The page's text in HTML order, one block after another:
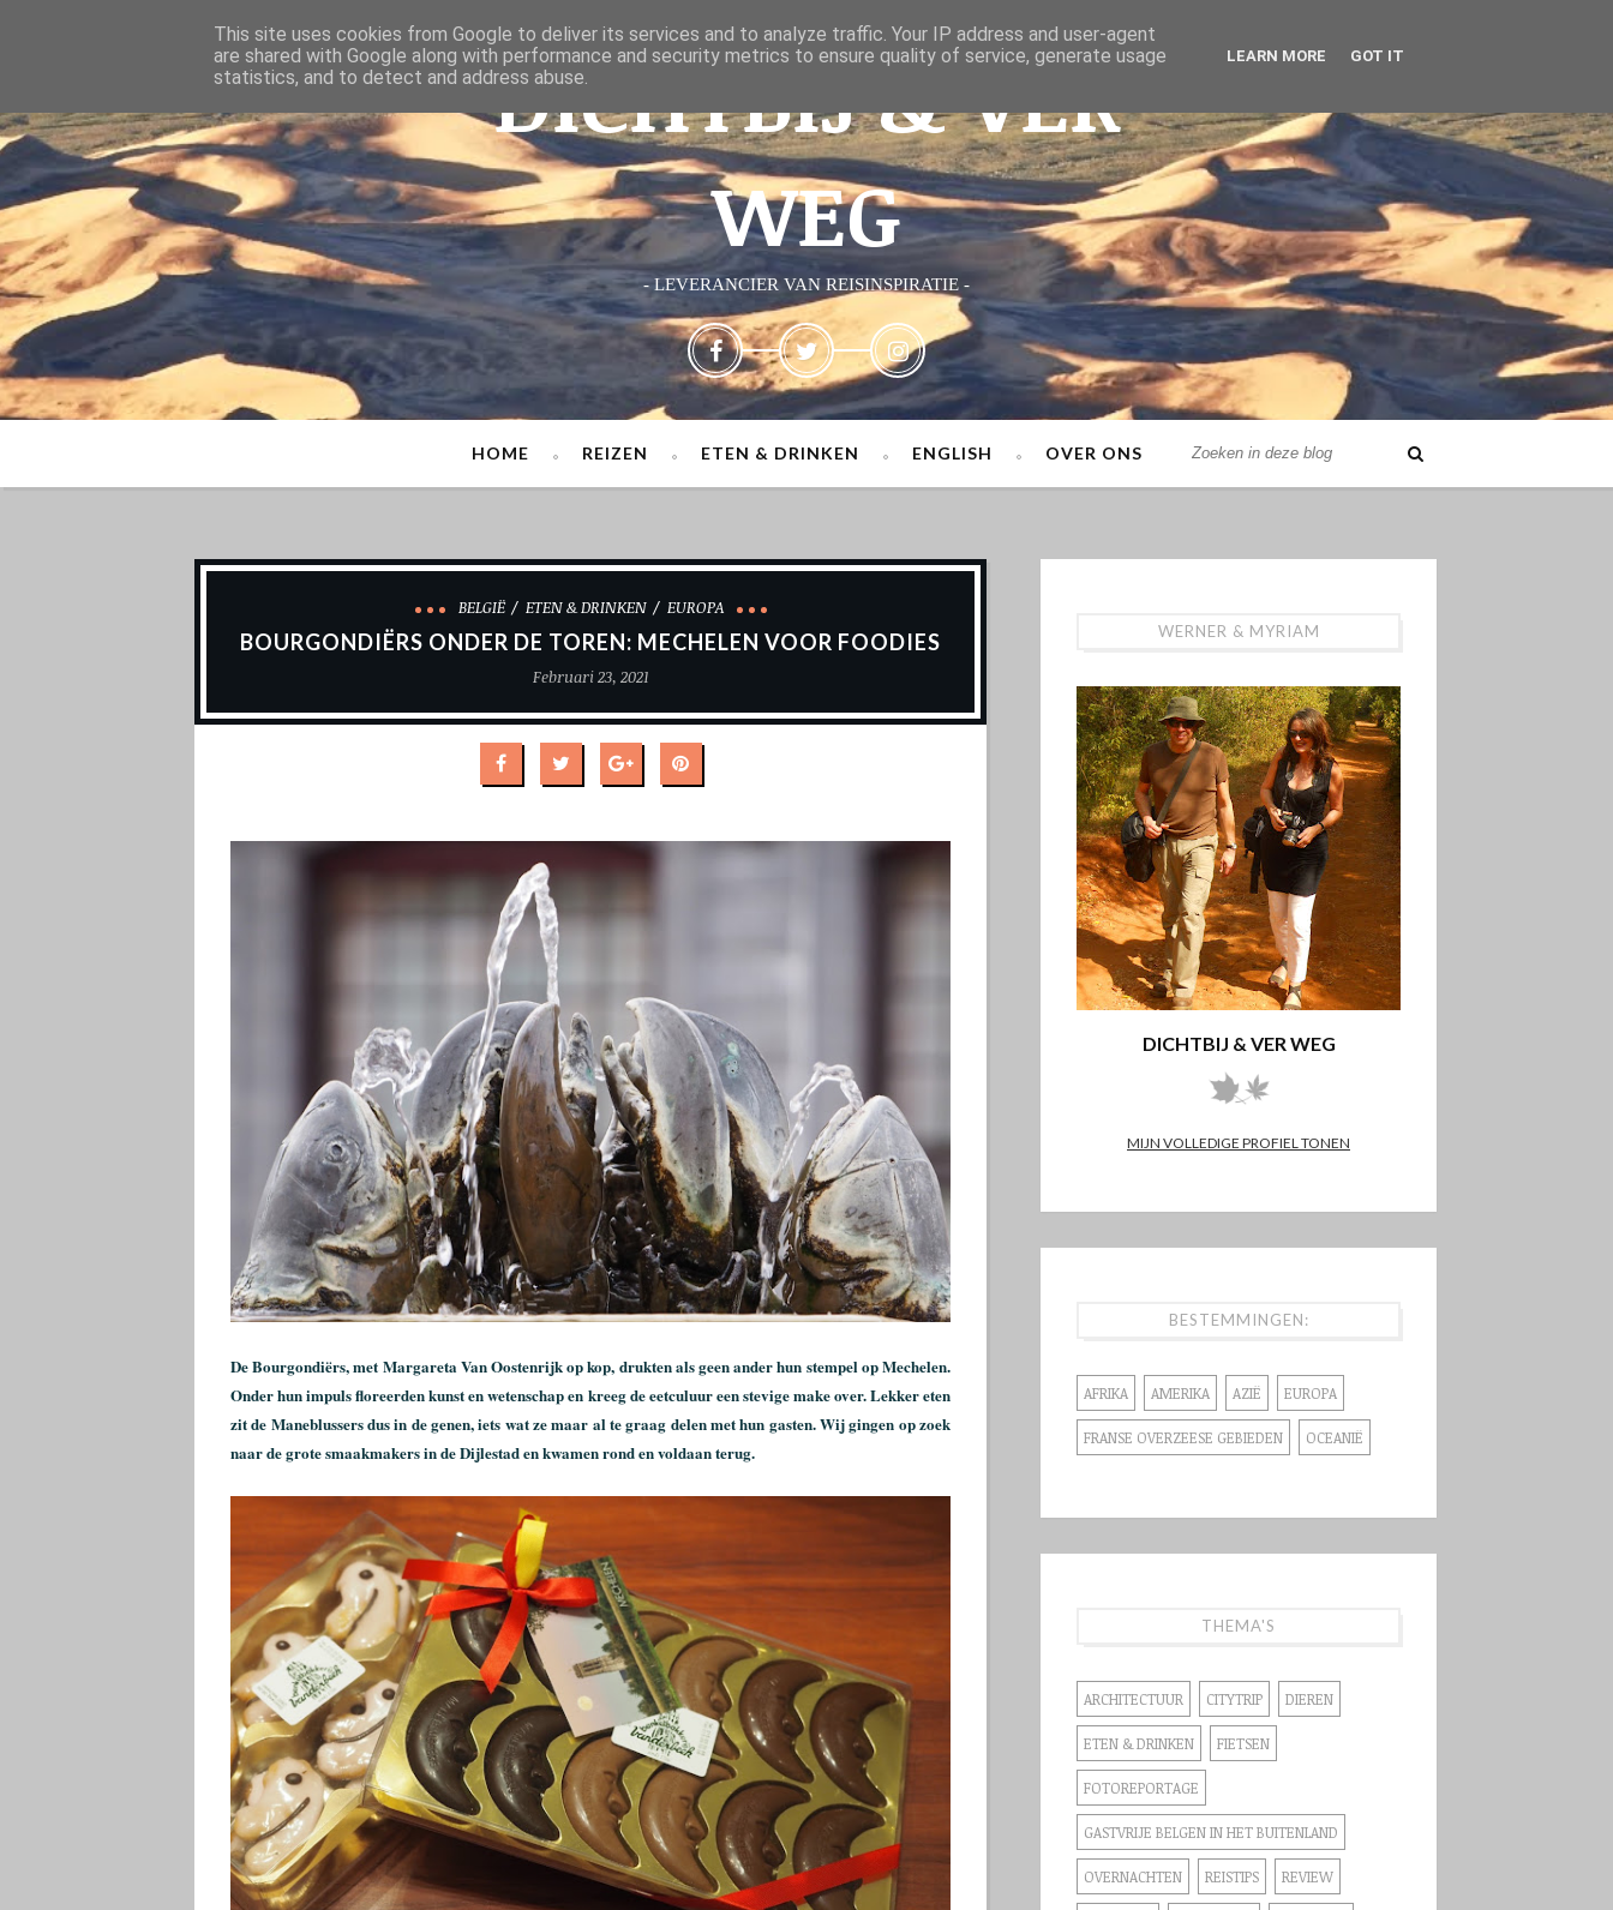
DICHTBIJ & VER
WEG
- LEVERANCIER VAN REISINSPIRATIE -
HOME REIZEN ETEN & DRINKEN ENGLISH OVER ONS
BELGIË ETEN & DRINKEN EUROPA
BOURGONDIËRS ONDER DE TOREN: MECHELEN VOOR FOODIES
Februari 23, 2021
De Bourgondiërs, met Margareta Van Oostenrijk op kop, drukten als geen ander hun stempel op Mechelen.
Onder hun impuls floreerden kunst en wetenschap en kreeg de eetculuur een stevige make over. Lekker eten
zit de Maneblussers dus in de genen, iets wat ze maar al te graag delen met hun gasten. Wij gingen op zoek
naar de grote smaakmakers in de Dijlestad en kwamen rond en voldaan terug.
WERNER & MYRIAM
DICHTBIJ & VER WEG
MIJN VOLLEDIGE PROFIEL TONEN
BESTEMMINGEN:
AFRIKA AMERIKA AZIË EUROPA
FRANSE OVERZEESE GEBIEDEN OCEANIË
THEMA'S
ARCHITECTUUR CITYTRIP DIEREN
ETEN & DRINKEN FIETSEN
FOTOREPORTAGE
GASTVRIJE BELGEN IN HET BUITENLAND
OVERNACHTEN REISTIPS REVIEW
This site uses cookies from Google to deliver its services and to analyze traffic. Your IP address and user-agent
are shared with Google along with performance and security metrics to ensure quality of service, generate usage
statistics, and to detect and address abuse.
LEARN MORE GOT IT